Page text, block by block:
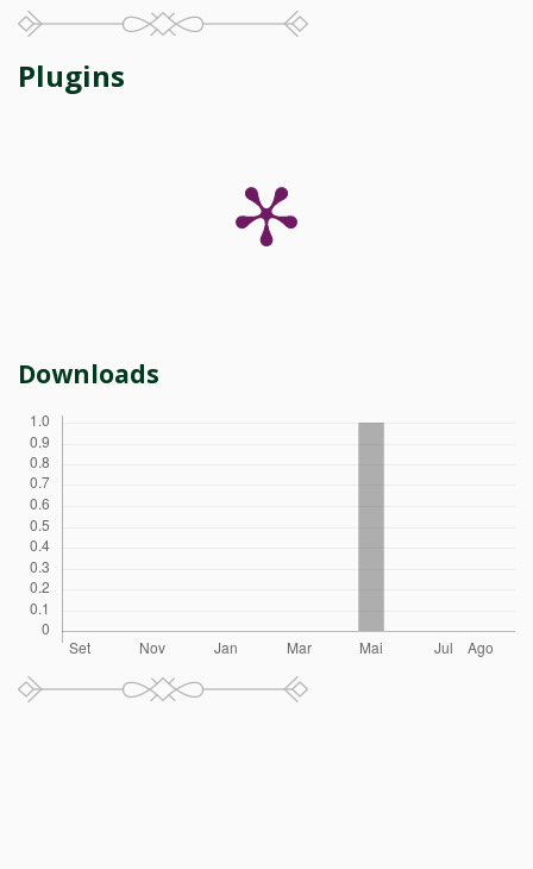
Plugins
Downloads